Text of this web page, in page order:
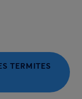
TERMITES